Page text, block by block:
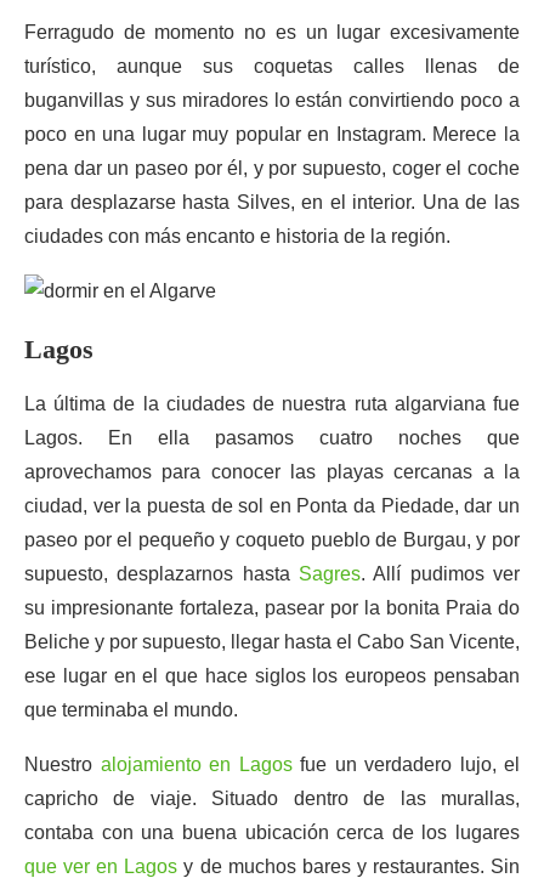
Ferragudo de momento no es un lugar excesivamente
turístico, aunque sus coquetas calles llenas de
buganvillas y sus miradores lo están convirtiendo poco a
poco en una lugar muy popular en Instagram. Merece la
pena dar un paseo por él, y por supuesto, coger el coche
para desplazarse hasta Silves, en el interior. Una de las
ciudades con más encanto e historia de la región.
Lagos
La última de la ciudades de nuestra ruta algarviana fue
Lagos. En ella pasamos cuatro noches que
aprovechamos para conocer las playas cercanas a la
ciudad, ver la puesta de sol en Ponta da Piedade, dar un
paseo por el pequeño y coqueto pueblo de Burgau, y por
supuesto, desplazarnos hasta Sagres. Allí pudimos ver
su impresionante fortaleza, pasear por la bonita Praia do
Beliche y por supuesto, llegar hasta el Cabo San Vicente,
ese lugar en el que hace siglos los europeos pensaban
que terminaba el mundo.
Nuestro alojamiento en Lagosfue un verdadero lujo, el
capricho de viaje. Situado dentro de las murallas,
contaba con una buena ubicación cerca de los lugares
que ver en Lagos y de muchos bares y restaurantes. Sin